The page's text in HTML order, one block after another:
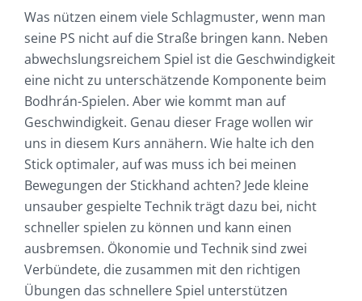
Was nützen einem viele Schlagmuster, wenn man
seine PS nicht auf die Straße bringen kann. Neben
abwechslungsreichem Spiel ist die Geschwindigkeit
eine nicht zu unterschätzende Komponente beim
Bodhrán-Spielen. Aber wie kommt man auf
Geschwindigkeit. Genau dieser Frage wollen wir
uns in diesem Kurs annähern. Wie halte ich den
Stick optimaler, auf was muss ich bei meinen
Bewegungen der Stickhand achten? Jede kleine
unsauber gespielte Technik trägt dazu bei, nicht
schneller spielen zu können und kann einen
ausbremsen. Ökonomie und Technik sind zwei
Verbündete, die zusammen mit den richtigen
Übungen das schnellere Spiel unterstützen